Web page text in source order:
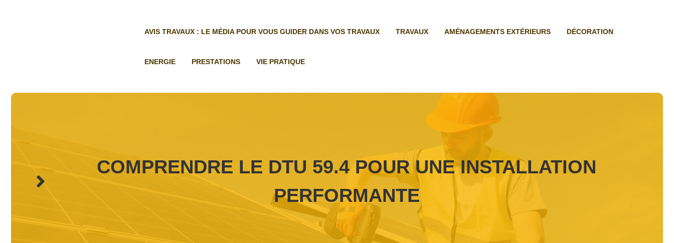
AVIS TRAVAUX : LE MÉDIA POUR VOUS GUIDER DANS VOS TRAVAUX TRAVAUX AMÉNAGEMENTS EXTÉRIEURS DÉCORATION
ENERGIE PRESTATIONS VIE PRATIQUE
COMPRENDRE LE DTU 59.4 POUR UNE INSTALLATION
PERFORMANTE